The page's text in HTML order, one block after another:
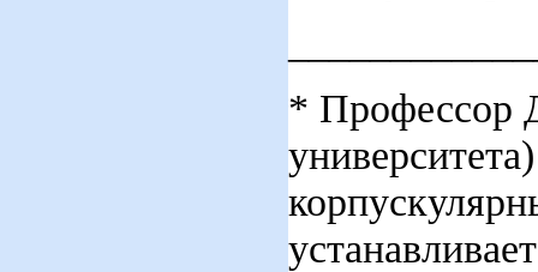
* Профессор